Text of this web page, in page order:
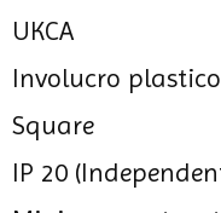
UKCA
Involucro
Square
IP 20